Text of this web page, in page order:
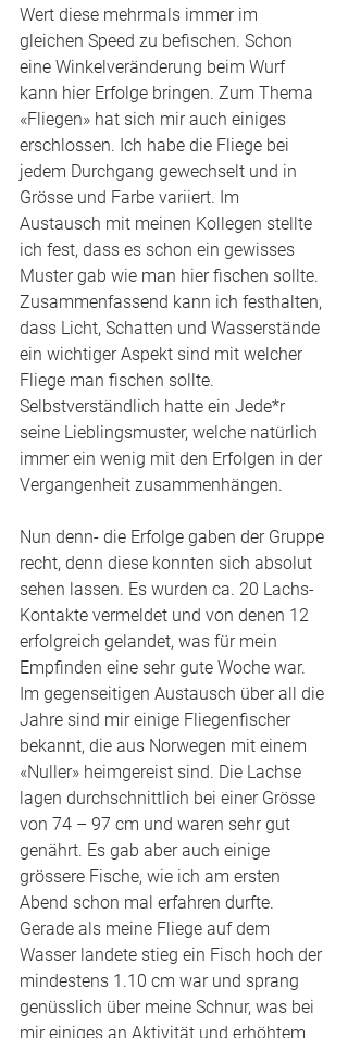
Wert diese mehrmals immer im
gleichen Speed zu befischen. Schon
eine Winkelveränderung beim Wurf
kann hier Erfolge bringen. Zum Thema
«Fliegen» hat sich mir auch einiges
erschlossen. Ich habe die Fliege bei
jedem Durchgang gewechselt und in
Grösse und Farbe variiert. Im
Austausch mit meinen Kollegen stellte
ich fest, dass es schon ein gewisses
Muster gab wie man hier fischen sollte.
Zusammenfassend kann ich festhalten,
dass Licht, Schatten und Wasserstände
ein wichtiger Aspekt sind mit welcher
Fliege man fischen sollte.
Selbstverständlich hatte ein Jede*r
seine Lieblingsmuster, welche natürlich
immer ein wenig mit den Erfolgen in der
Vergangenheit zusammenhängen.
Nun denn- die Erfolge gaben der Gruppe
recht, denn diese konnten sich absolut
sehen lassen. Es wurden ca. 20 Lachs-
Kontakte vermeldet und von denen 12
erfolgreich gelandet, was für mein
Empfinden eine sehr gute Woche war.
Im gegenseitigen Austausch über all die
Jahre sind mir einige Fliegenfischer
bekannt, die aus Norwegen mit einem
«Nuller» heimgereist sind. Die Lachse
lagen durchschnittlich bei einer Grösse
von 74 – 97 cm und waren sehr gut
genährt. Es gab aber auch einige
grössere Fische, wie ich am ersten
Abend schon mal erfahren durfte.
Gerade als meine Fliege auf dem
Wasser landete stieg ein Fisch hoch der
mindestens 1.10 cm war und sprang
genüsslich über meine Schnur, was bei
mir einiges an Aktivität und erhöhtem